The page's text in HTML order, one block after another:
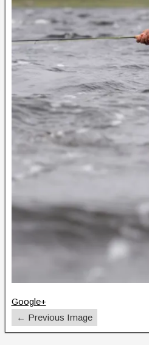
Google+
← Previous Image